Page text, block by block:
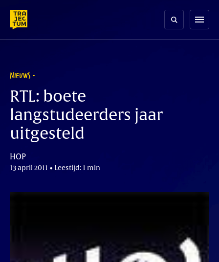
content
menu
NIEUWS
RTL: boete
langstudeerders jaar
uitgesteld
HOP
13 april 2011 • Leestijd: 1 min